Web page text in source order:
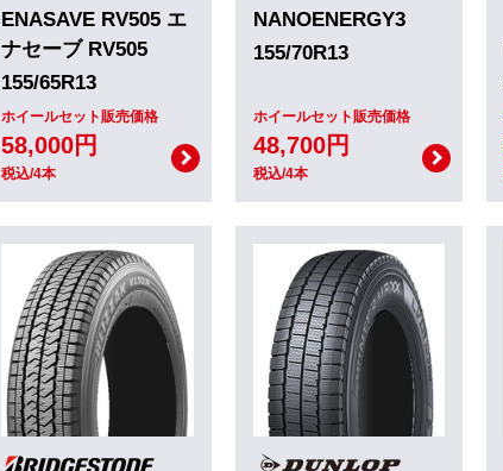
ENASAVE RV505 エ
ナセーブ RV505
155/65R13
ホイールセット販売価格
58,000円
税込/4本
NANOENERGY3
155/70R13
ホイールセット販売価格
48,700円
税込/4本